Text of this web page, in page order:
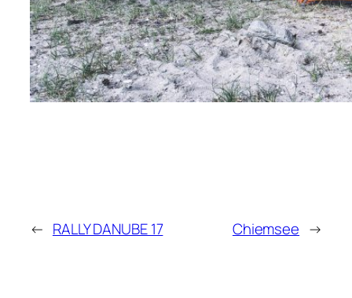
← RALLY DANUBE 17 Chiemsee →